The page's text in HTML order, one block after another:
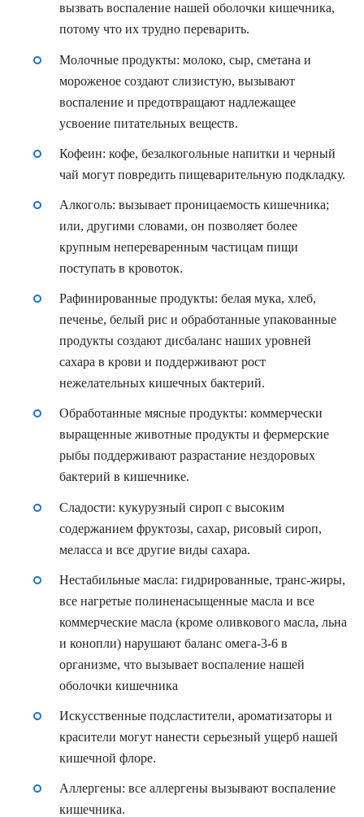
вызвать воспаление нашей оболочки кишечника,
потому что их трудно переварить.
Молочные продукты: молоко, сыр, сметана и
мороженое создают слизистую, вызывают
воспаление и предотвращают надлежащее
усвоение питательных веществ.
Кофеин: кофе, безалкогольные напитки и черный
чай могут повредить пищеварительную подкладку.
Алкоголь: вызывает проницаемость кишечника;
или, другими словами, он позволяет более
крупным непереваренным частицам пищи
поступать в кровоток.
Рафинированные продукты: белая мука, хлеб,
печенье, белый рис и обработанные упакованные
продукты создают дисбаланс наших уровней
сахара в крови и поддерживают рост
нежелательных кишечных бактерий.
Обработанные мясные продукты: коммерчески
выращенные животные продукты и фермерские
рыбы поддерживают разрастание нездоровых
бактерий в кишечнике.
Сладости: кукурузный сироп с высоким
содержанием фруктозы, сахар, рисовый сироп,
меласса и все другие виды сахара.
Нестабильные масла: гидрированные, транс-жиры,
все нагретые полиненасыщенные масла и все
коммерческие масла (кроме оливкового масла, льна
и конопли) нарушают баланс омега-3-6 в
организме, что вызывает воспаление нашей
оболочки кишечника
Искусственные подсластители, ароматизаторы и
красители могут нанести серьезный ущерб нашей
кишечной флоре.
Аллергены: все аллергены вызывают воспаление
кишечника.